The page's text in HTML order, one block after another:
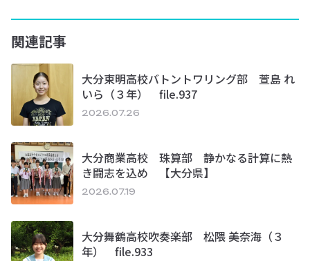
関連記事
大分東明高校バトントワリング部 萱島 れ
いら（３年） file.937
2026.07.26
大分商業高校 珠算部 静かなる計算に熱
き闘志を込め 【大分県】
2026.07.19
大分舞鶴高校吹奏楽部 松隈 美奈海（３
年） file.933